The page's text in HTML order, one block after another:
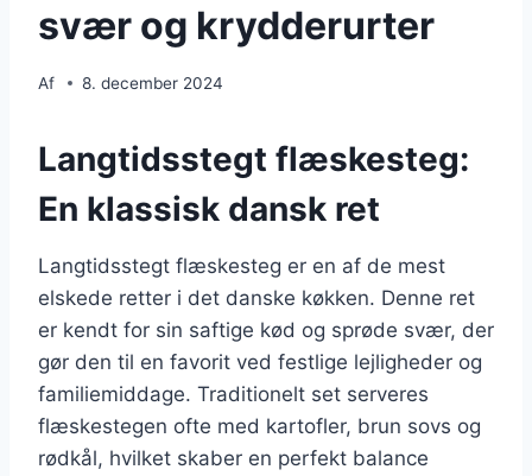
svær og krydderurter
Af 8. december 2024
Langtidsstegt flæskesteg:
En klassisk dansk ret
Langtidsstegt flæskesteg er en af de mest
elskede retter i det danske køkken. Denne ret
er kendt for sin saftige kød og sprøde svær, der
gør den til en favorit ved festlige lejligheder og
familiemiddage. Traditionelt set serveres
flæskestegen ofte med kartofler, brun sovs og
rødkål, hvilket skaber en perfekt balance